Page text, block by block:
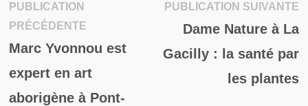
Navigation
de
l’article
PUBLICATION
PRÉCÉDENTEPublication
précédente :
Marc Yvonnou est
expert en art
aborigène à Pont-
PUBLICATION SUIVANTE
Dame Nature à La
Gacilly : la santé par
les plantes